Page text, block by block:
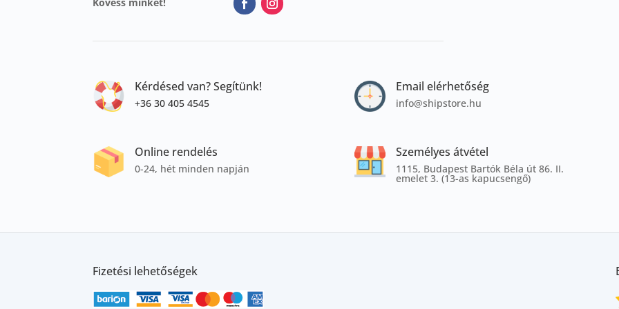
Kérdésed van? Segítünk!
+36 30 405 4545
Online rendelés
0-24, hét minden napján
Email elérhetőség
info@shipstore.hu
Személyes átvétel
1115, Budapest Bartók Béla út 86. II.
emelet 3. (13-as kapucsengő)
Fizetési lehetőségek